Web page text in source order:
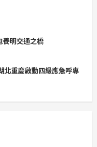
養明交通之橋
北重慶啟動四級應急呼專